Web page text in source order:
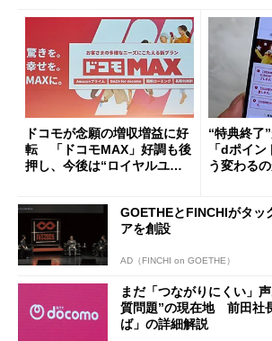
ドコモが念願の増収増益に好
転 「ドコモMAX」好調も後
押し、今後は“ロイヤルユー
“特典終了
「dポイ
う変わる
GOETHEとFINCHIがタッ
アを創設
AD（FINCHI on GOETHE）
まだ「つながりにくい」
質問題”の現在地 前田社
ば」の詳細解説